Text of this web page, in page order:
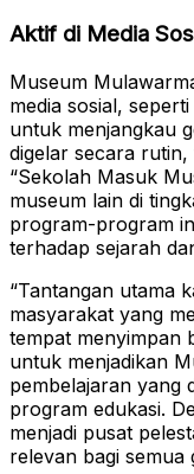
Aktif di Media
Museum
media sosial,
untuk menjangkau
digelar secara
“Sekolah Masuk
museum lain di
program-program
terhadap sejarah
“Tantangan utama
masyarakat yang
tempat menyimpan
untuk menjadikan
pembelajaran yang
program edukasi.
menjadi pusat
relevan bagi semua